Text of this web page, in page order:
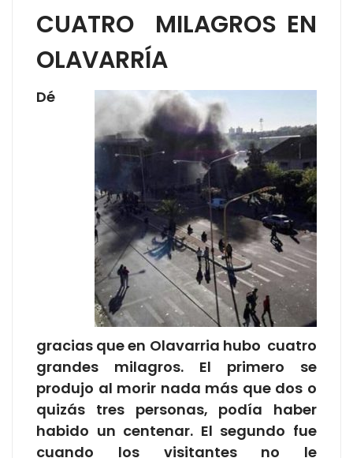
CUATRO MILAGROS EN
OLAVARRÍA
Dé
gracias que en Olavarria hubo cuatro
grandes milagros. El primero se
produjo al morir nada más que dos o
quizás tres personas, podía haber
habido un centenar. El segundo fue
cuando los visitantes no le